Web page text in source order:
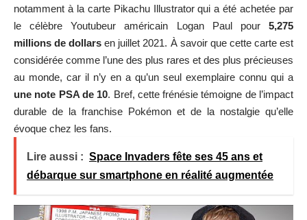
notamment à la carte Pikachu Illustrator qui a été achetée par
le célèbre Youtubeur américain Logan Paul pour 5,275
millions de dollars en juillet 2021. À savoir que cette carte est
considérée comme l’une des plus rares et des plus précieuses
au monde, car il n’y en a qu’un seul exemplaire connu qui a
une note PSA de 10. Bref, cette frénésie témoigne de l’impact
durable de la franchise Pokémon et de la nostalgie qu’elle
évoque chez les fans.
Lire aussi : Space Invaders fête ses 45 ans et
débarque sur smartphone en réalité augmentée